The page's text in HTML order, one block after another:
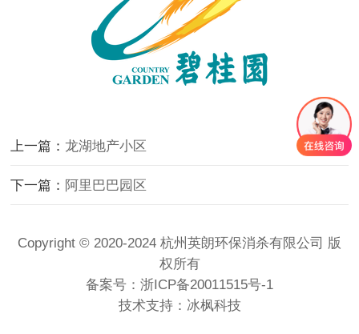
上一篇：龙湖地产小区
下一篇： 阿里巴巴园区
Copyright © 2020-2024 杭州英朗环保消杀有限公司 版
权所有
备案号： 浙ICP备20011515号-1
技术支持：冰枫科技